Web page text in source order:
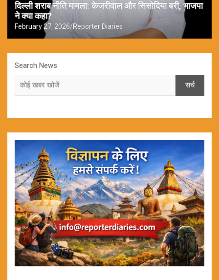
दिल्ली शराब नीति मामला: केजरीवाल और सिसोदिया बरी, भाजपा
ने क्या कहा?
February 27, 2026 Reporter Diaries
Search News
सर्च